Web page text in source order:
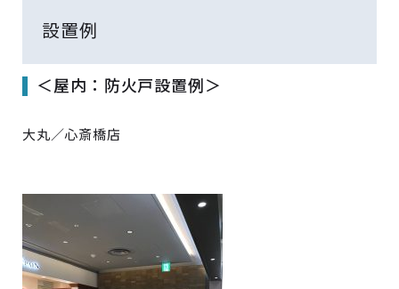
設置例
＜屋内：防火戸設置例＞
大丸／心斎橋店